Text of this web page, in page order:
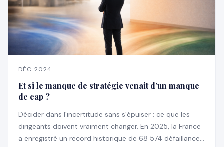
DÉC 2024
Et si le manque de stratégie venait d’un manque
de cap ?
Décider dans l’incertitude sans s’épuiser : ce que les
dirigeants doivent vraiment changer. En 2025, la France
a enregistré un record historique de 68 574 défaillances